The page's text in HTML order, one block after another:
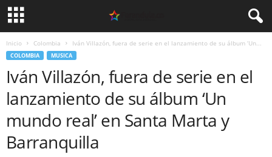
Inicio Colombia Iván Villazón, fuera de serie en el lanzamiento de su álbum ‘Un...
COLOMBIA MUSICA
Iván Villazón, fuera de serie en el
lanzamiento de su álbum ‘Un
mundo real’ en Santa Marta y
Barranquilla